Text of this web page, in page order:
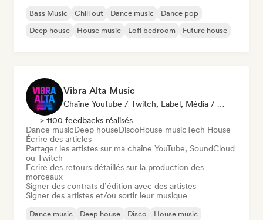
Bass Music Chill out Dance music
Dance pop
Deep house
House music Lofi bedroom Future house
Vibra Alta Music
Chaîne Youtube / Twitch, Label, Média / Journaliste, Éditeur, Spécialiste Son
> 1100 feedbacks réalisés
Dance musicDeep houseDiscoHouse musicTech House
Écrire des articles
Partager les artistes sur ma chaîne YouTube, SoundCloud
ou Twitch
Ecrire des retours détaillés sur la production des
morceaux
Signer des contrats d’édition avec des artistes
Signer des artistes et/ou sortir leur musique
Dance music Deep house Disco House music